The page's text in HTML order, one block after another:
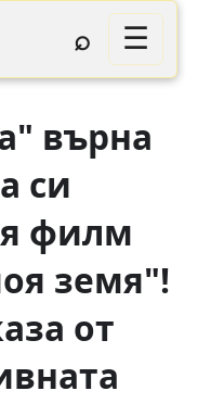
⌕ ☰
върна
си
филм
земя"!
от